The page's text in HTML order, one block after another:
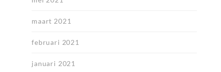
maart 2021
februari 2021
januari 2021